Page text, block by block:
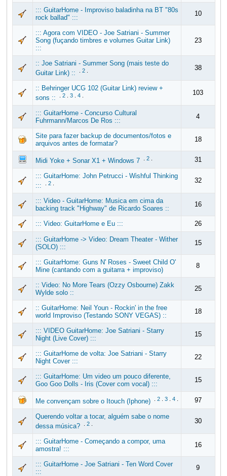
::: GuitarHome - Improviso baladinha na BT "80s
rock ballad" :::
10
::: Agora com VIDEO - Joe Satriani - Summer
Song (fuçando timbres e volumes Guitar Link)
:::
23
:: Joe Satriani - Summer Song (mais teste do
Guitar Link) ::
2. 38
:: Behringer UCG 102 (Guitar Link) review +
sons ::
2. 3. 4. 103
::: GuitarHome - Concurso Cultural
Fuhrmann/Marcos De Ros :::
4
Site para fazer backup de documentos/fotos e
arquivos antes de formatar?
18
Midi Yoke + Sonar X1 + Windows 7 2. 31
::: GuitarHome: John Petrucci - Wishful Thinking
:::
2. 32
::: Video - GuitarHome: Musica em cima da
backing track "Highway" de Ricardo Soares ::
16
::: Video: GuitarHome e Eu ::: 26
::: GuitarHome -> Video: Dream Theater - Wither
(SOLO) :::
15
::: GuitarHome: Guns N' Roses - Sweet Child O'
Mine (cantando com a guitarra + improviso)
8
:: Video: No More Tears (Ozzy Osbourne) Zakk
Wylde solo ::
25
:: GuitarHome: Neil Youn - Rockin' in the free
world Improviso (Testando SONY VEGAS) ::
18
::: VIDEO GuitarHome: Joe Satriani - Starry
Night (Live Cover) :::
15
::: GuitarHome de volta: Joe Satriani - Starry
Night Cover :::
22
::: GuitarHome: Um video um pouco diferente,
Goo Goo Dolls - Iris (Cover com vocal) :::
15
Me convençam sobre o Itouch (Iphone) 2. 3. 4. 97
Querendo voltar a tocar, alguém sabe o nome
dessa música?
2. 30
::: GuitarHome - Começando a compor, uma
amostra! :::
16
::: GuitarHome - Joe Satriani - Ten Word Cover
:::
9